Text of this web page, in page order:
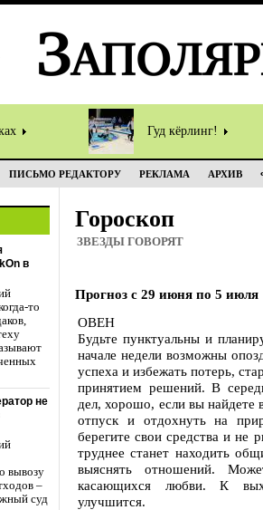
Гуд кёрлинг!
ПИСЬМО РЕДАКТОРУ РЕКЛАМА АРХИВ
в
то
не
вывозу
–
суд
Гороскоп
ЗВЕЗДЫ ГОВОРЯТ
Прогноз с 29 июня по 5 июля
ОВЕН
Будьте пунктуальны и
начале недели возможны
успеха и избежать потерь,
принятием решений. В
дел, хорошо, если вы найдете
отпуск и отдохнуть на
берегите свои средства и не
труднее станет находить
выяснять отношений.
касающихся любви. К
улучшится.